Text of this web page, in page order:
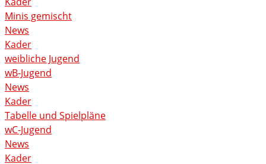
Minis gemischt
News
Kader
weibliche Jugend
wB-Jugend
News
Kader
Tabelle und Spielpläne
wC-Jugend
News
Kader